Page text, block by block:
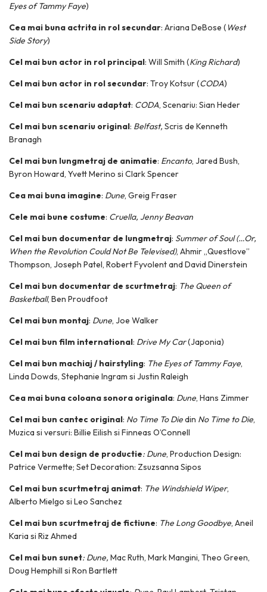
Eyes of Tammy Faye)
Cea mai buna actrita in rol secundar: Ariana DeBose ( West
Side Story)
Cel mai bun actor in rol principal: Will Smith (King Richard)
Cel mai bun actor in rol secundar: Troy Kotsur (CODA)
Cel mai bun scenariu adaptat: CODA, Scenariu: Sian Heder
Cel mai bun scenariu original: Belfast, Scris de Kenneth
Branagh
Cel mai bun lungmetraj de animatie: Encanto, Jared Bush,
Byron Howard, Yvett Merino si Clark Spencer
Cea mai buna imagine: Dune, Greig Fraser
Cele mai bune costume: Cruella, Jenny Beavan
Cel mai bun documentar de lungmetraj: Summer of Soul (…Or,
When the Revolution Could Not Be Televised), Ahmir „Questlove”
Thompson, Joseph Patel, Robert Fyvolent and David Dinerstein
Cel mai bun documentar de scurtmetraj: The Queen of
Basketball, Ben Proudfoot
Cel mai bun montaj: Dune, Joe Walker
Cel mai bun film international: Drive My Car(Japonia)
Cel mai bun machiaj / hairstyling: The Eyes of Tammy Faye,
Linda Dowds, Stephanie Ingram si Justin Raleigh
Cea mai buna coloana sonora originala: Dune, Hans Zimmer
Cel mai bun cantec original: No Time To Diedin No Time to Die,
Muzica si versuri: Billie Eilish si Finneas O’Connell
Cel mai bun design de productie: Dune, Production Design:
Patrice Vermette; Set Decoration: Zsuzsanna Sipos
Cel mai bun scurtmetraj animat: The Windshield Wiper,
Alberto Mielgo si Leo Sanchez
Cel mai bun scurtmetraj de fictiune: The Long Goodbye, Aneil
Karia si Riz Ahmed
Cel mai bun sunet: Dune, Mac Ruth, Mark Mangini, Theo Green,
Doug Hemphill si Ron Bartlett